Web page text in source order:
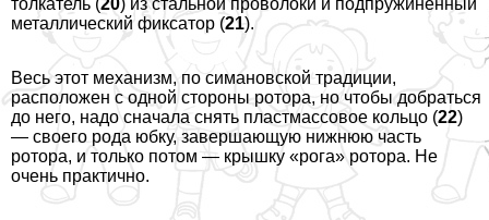
толкатель (20) из стальной проволоки и подпружиненный
металлический фиксатор (21).
Весь этот механизм, по симановской традиции,
расположен с одной стороны ротора, но чтобы добраться
до него, надо сначала снять пластмассовое кольцо (22)
— своего рода юбку, завершающую нижнюю часть
ротора, и только потом — крышку «рога» ротора. Не
очень пpaктично.